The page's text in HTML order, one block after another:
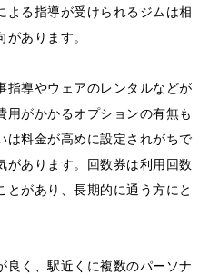
よる指導が受けられるジムは相
あります。
指導やウェアのレンタルなどが
用がかかるオプションの有無も
は料金が高めに設定されがちで
があります。回数券は利用回数
とがあり、長期的に通う方にと
良く、駅近くに複数のパーソナ